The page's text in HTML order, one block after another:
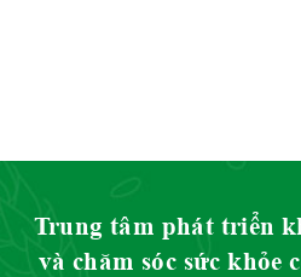
Trung tâm phát triển
và chăm sóc sức khỏe